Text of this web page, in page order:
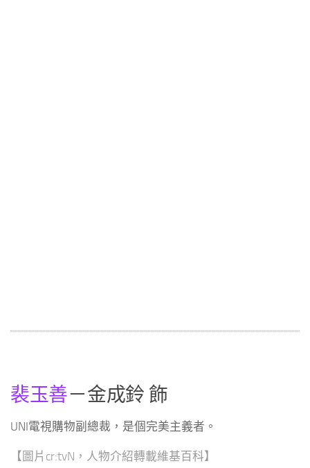
裴玉善－金成鈴 飾
UNI電視購物副總裁，是個完美主義者。
【圖片cr:tvN，人物介紹轉載維基百科】